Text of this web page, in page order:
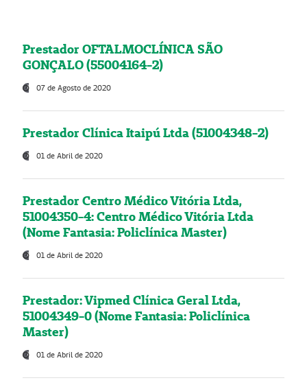
Prestador OFTALMOCLÍNICA SÃO
GONÇALO (55004164-2)
07 de Agosto de 2020
Prestador Clínica Itaipú Ltda (51004348-2)
01 de Abril de 2020
Prestador Centro Médico Vitória Ltda,
51004350-4: Centro Médico Vitória Ltda
(Nome Fantasia: Policlínica Master)
01 de Abril de 2020
Prestador: Vipmed Clínica Geral Ltda,
51004349-0 (Nome Fantasia: Policlínica
Master)
01 de Abril de 2020